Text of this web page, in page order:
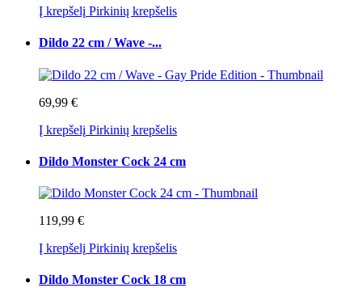
Į krepšelį Pirkinių krepšelis
Dildo 22 cm / Wave -...
69,99 €
Į krepšelį Pirkinių krepšelis
Dildo Monster Cock 24 cm
119,99 €
Į krepšelį Pirkinių krepšelis
Dildo Monster Cock 18 cm